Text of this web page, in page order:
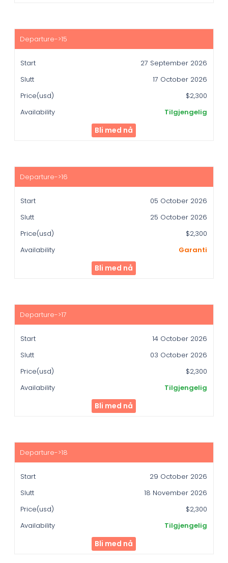
27 September 2026
17 October 2026
$2,300
Tilgjengelig
Bli med nå
05 October 2026
25 October 2026
$2,300
Garanti
Bli med nå
14 October 2026
03 October 2026
$2,300
Tilgjengelig
Bli med nå
29 October 2026
18 November 2026
$2,300
Tilgjengelig
Bli med nå